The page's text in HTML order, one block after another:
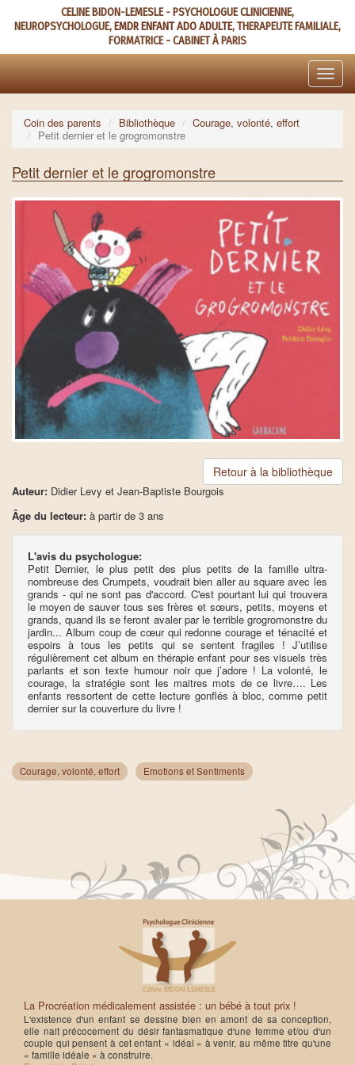
contenu
CELINE BIDON-LEMESLE - PSYCHOLOGUE CLINICIENNE,
NEUROPSYCHOLOGUE,EMDR ENFANT ADO ADULTE, THERAPEUTE FAMILIALE,
FORMATRICE - CABINET À PARIS
Toggle
Coin des parents Bibliothèque
Courage, volonté, effort
Petit dernier et le grogromonstre
Petit dernier et le grogromonstre
Retour à la bibliothèque
Auteur: Didier Levy et Jean-Baptiste Bourgois
Âge du lecteur: à partir de 3 ans
L'avis du psychologue:
Petit Dernier, le plus petit des plus petits de la famille ultra-
nombreuse des Crumpets, voudrait bien aller au square avec les
grands - qui ne sont pas d'accord. C'est pourtant lui qui trouvera
le moyen de sauver tous ses frères et sœurs, petits, moyens et
grands, quand ils se feront avaler par le terrible grogromonstre du
jardin... Album coup de cœur qui redonne courage et ténacité et
espoirs à tous les petits qui se sentent fragiles ! J’utilise
régulièrement cet album en thérapie enfant pour ses visuels très
parlants et son texte humour noir que j’adore ! La volonté, le
courage, la stratégie sont les maitres mots de ce livre…. Les
enfants ressortent de cette lecture gonflés à bloc, comme petit
dernier sur la couverture du livre !
Courage, volonté, effort Emotions et Sentiments
La Procréation médicalement assistée : un bébé à tout prix !
L'existence d'un enfant se dessine bien en amont de sa conception,
elle nait précocement du désir fantasmatique d'une femme et/ou d'un
couple qui pensent à cet enfant « idéal » à venir, au même titre qu'une
« famille idéale » à construire.